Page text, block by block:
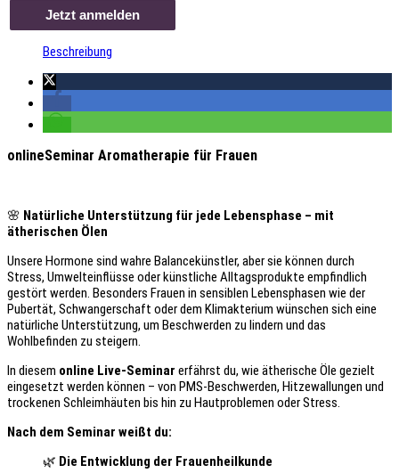
onlineSEMINAR
Aromatherapie
Jetzt anmelden
Beschreibung
onlineSeminar Aromatherapie für Frauen
🌸 Natürliche Unterstützung für jede Lebensphase – mit
ätherischen Ölen
Unsere Hormone sind wahre Balancekünstler, aber sie können durch
Stress, Umwelteinflüsse oder künstliche Alltagsprodukte empfindlich
gestört werden. Besonders Frauen in sensiblen Lebensphasen wie der
Pubertät, Schwangerschaft oder dem Klimakterium wünschen sich eine
natürliche Unterstützung, um Beschwerden zu lindern und das
Wohlbefinden zu steigern.
In diesem online Live-Seminar erfährst du, wie ätherische Öle gezielt
eingesetzt werden können – von PMS-Beschwerden, Hitzewallungen und
trockenen Schleimhäuten bis hin zu Hautproblemen oder Stress.
Nach dem Seminar weißt du:
🌿 Die Entwicklung der Frauenheilkunde